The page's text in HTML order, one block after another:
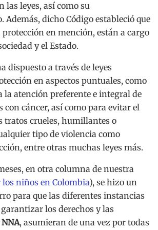
las leyes, así como su
Además, dicho Código estableció que
en mención, están a cargo
y el Estado.
dispuesto a través de leyes
en aspectos puntuales, como
la atención preferente e integral de
con cáncer, así como para evitar el
tratos crueles, humillantes o
tipo de violencia como
entre otras muchas leyes más.
en otra columna de nuestra
los niños en Colombia), se hizo un
para que las diferentes instancias
los derechos y las
NNA, asumieran de una vez por todas